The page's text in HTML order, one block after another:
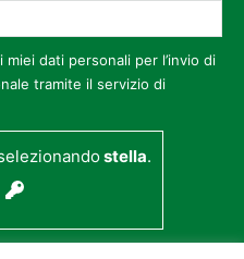
dati personali per l’invio di
tramite il servizio di
stella.